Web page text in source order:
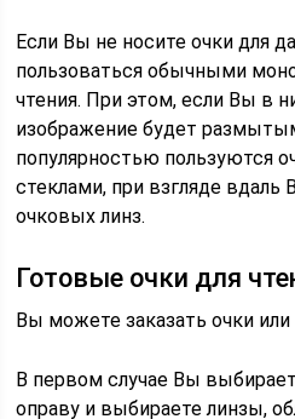
Если Вы не носите очки для
пользоваться обычными
чтения. При этом, если Вы в
изображение будет
популярностью пользуются
стеклами, при взгляде
очковых линз.
Готовые очки для
Вы можете заказать очки
В первом случае Вы
оправу и выбираете линзы,